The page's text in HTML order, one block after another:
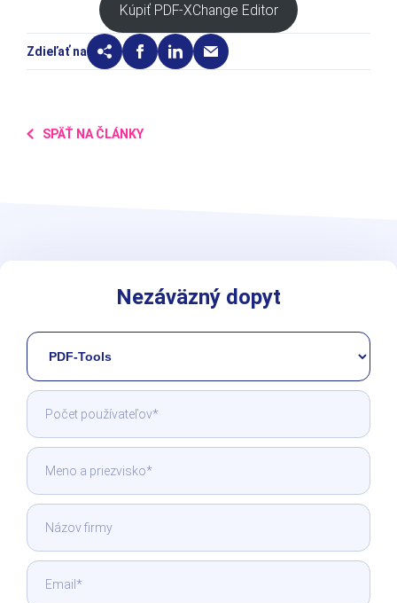
Kúpiť PDF-XChange Editor
Zdieľať na
SPÄŤ NA ČLÁNKY
Nezáväzný dopyt